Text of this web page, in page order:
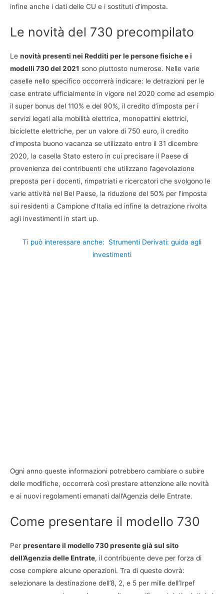
infine anche i dati delle CU e i sostituti d’imposta.
Le novità del 730 precompilato
Le novità presenti nei Redditi per le persone fisiche e i
modelli 730 del 2021 sono piuttosto numerose. Nelle varie
caselle nello specifico occorrerà indicare: le detrazioni per le
case entrate ufficialmente in vigore nel 2020 come ad esempio
il super bonus del 110% e del 90%, il credito d’imposta per i
servizi legati alla mobilità elettrica, monopattini elettrici,
biciclette elettriche, per un valore di 750 euro, il credito
d’imposta buono vacanza se utilizzato entro il 31 dicembre
2020, la casella Stato estero in cui precisare il Paese di
provenienza dei contribuenti che utilizzano l’agevolazione
preposta per i docenti, rimpatriati e ricercatori che svolgono le
varie attività nel Bel Paese, la riduzione del 50% per l’imposta
sui residenti a Campione d’Italia ed infine la detrazione rivolta
agli investimenti in start up.
Ti può interessare anche:
Strumenti Derivati: guida agli
investimenti
Ogni anno queste informazioni potrebbero cambiare o subire
delle modifiche, occorrerà così prestare attenzione alle novità
e ai nuovi regolamenti emanati dall’Agenzia delle Entrate.
Come presentare il modello 730
Per presentare il modello 730 presente già sul sito
dell’Agenzia delle Entrate, il contribuente deve per forza di
cose compiere alcune operazioni. Tra di queste dovrà:
selezionare la destinazione dell’8, 2, e 5 per mille dell’Irpef